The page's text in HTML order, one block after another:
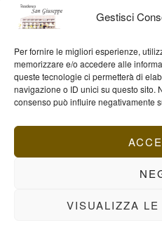
Gestisci
Per fornire le migliori esperienze,
memorizzare e/o accedere alle
queste tecnologie ci permetterà di
navigazione o ID unici su questo sito.
consenso può influire negativamente
VISUALIZZA
Domanda
Codice Etico
Fond. Casa San Giuseppe